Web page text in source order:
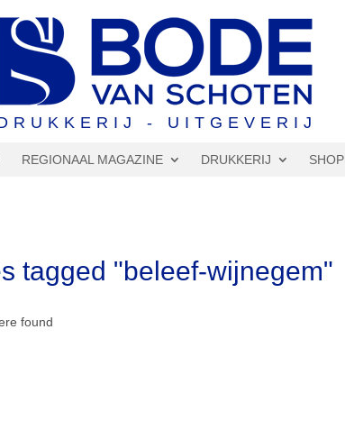
- UITGEVERIJ
REGIONAAL MAGAZINE DRUKKERIJ SHOP
tagged "beleef-wijnegem"
found